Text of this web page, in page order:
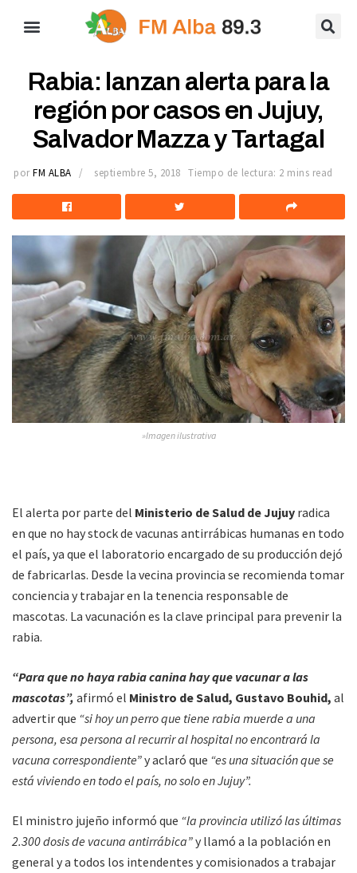
Rabia: lanzan alerta para la
región por casos en Jujuy,
Salvador Mazza y Tartagal
por FM ALBA septiembre 5, 2018 Tiempo de lectura: 2 mins read
»Imagen ilustrativa
El alerta por parte del Ministerio de Salud de Jujuy radica
en que no hay stock de vacunas antirrábicas humanas en todo
el país, ya que el laboratorio encargado de su producción dejó
de fabricarlas. Desde la vecina provincia se recomienda tomar
conciencia y trabajar en la tenencia responsable de
mascotas. La vacunación es la clave principal para prevenir la
rabia.
“Para que no haya rabia canina hay que vacunar a las
mascotas”, afirmó el Ministro de Salud, Gustavo Bouhid, al
advertir que “si hoy un perro que tiene rabia muerde a una
persona, esa persona al recurrir al hospital no encontrará la
vacuna correspondiente”y aclaró que “es una situación que se
está viviendo en todo el país, no solo en Jujuy”.
El ministro jujeño informó que “la provincia utilizó las últimas
2.300 dosis de vacuna antirrábica”y llamó a la población en
general y a todos los intendentes y comisionados a trabajar